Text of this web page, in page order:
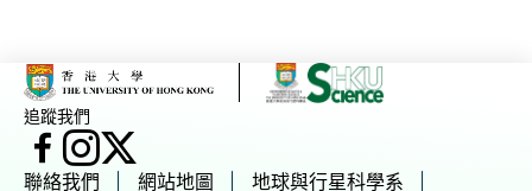
追蹤我們
聯絡我們 網站地圖 地球與行星科學系